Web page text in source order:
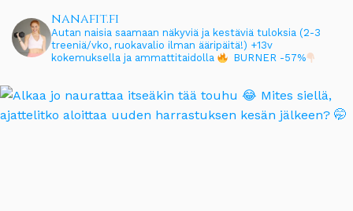
nanafit.fi
Autan naisia saamaan näkyviä ja kestäviä tuloksia (2-3
treeniä/vko, ruokavalio ilman ääripäitä!) +13v
kokemuksella ja ammattitaidolla
BURNER -57%